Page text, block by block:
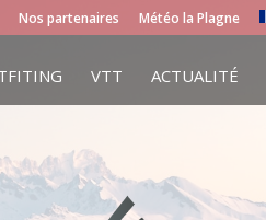
Nos partenaires Météo la Plagne
VTT ACTUALITÉ